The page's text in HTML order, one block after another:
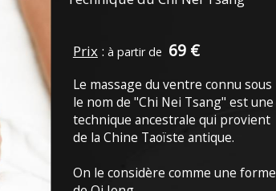
Prix: à partir de 69 €
Le massage du ventre connu sous
le nom de "Chi Nei Tsang" est une
technique ancestrale qui provient
de la Chine Taoïste antique.
On le considère comme une forme